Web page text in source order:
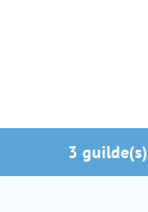
3 guilde(s)